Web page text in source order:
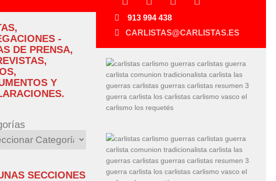
913 994 438
CARLISTAS@CARLISTAS.ES
-
DE PRENSA,
Y
SECCIONES